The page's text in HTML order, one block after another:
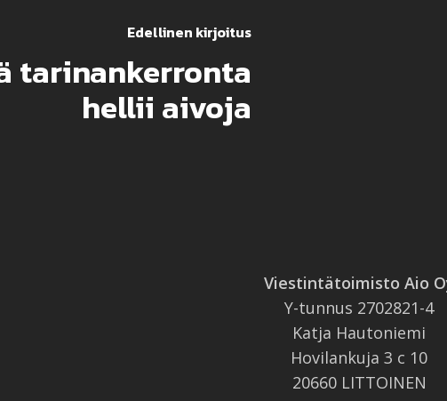
Edellinen kirjoitus
tarinankerronta
hellii aivoja
Viestintätoimisto Aio
Y-tunnus 2702821-4
Katja Hautoniemi
Hovilankuja 3 c 10
20660 LITTOINEN